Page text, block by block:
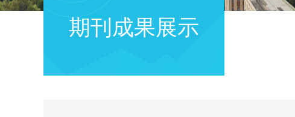
期刊成果展示